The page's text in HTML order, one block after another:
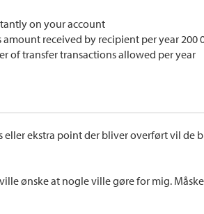
on your account
amount received by recipient per year 200
of transfer transactions allowed per year
eller ekstra point der bliver overført vil de
ønske at nogle ville gøre for mig.